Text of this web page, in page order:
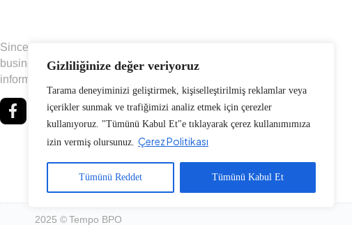
Gizliliğinize değer veriyoruz
Tarama deneyiminizi geliştirmek, kişiselleştirilmiş reklamlar veya
içerikler sunmak ve trafiğimizi analiz etmek için çerezler
kullanıyoruz. "Tümünü Kabul Et"e tıklayarak çerez kullanımımıza
izin vermiş olursunuz. Çerez Politikası
Tümünü Reddet Tümünü Kabul Et
Since 2002, we have been offering solutions that facilitate
business processes to our stakeholders in the field of CX and
information technologies by focusing on innovation.
2025 © Tempo BPO